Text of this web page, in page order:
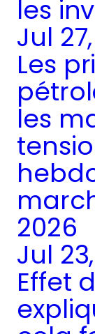
les
Jul
Les
les
2026
Jul
Effet